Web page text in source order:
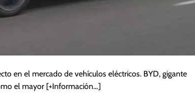
en el mercado de vehículos eléctricos. BYD, gigante
el mayor [+Información…]